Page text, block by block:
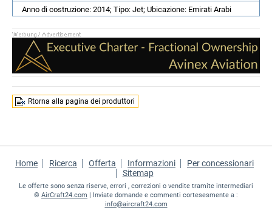
Anno di costruzione: 2014; Tipo: Jet; Ubicazione: Emirati Arabi
Rtorna alla pagina dei produttori
Home Ricerca Offerta Informazioni
Per concessionari
Sitemap
Le offerte sono senza riserve, errori , correzioni o vendite tramite intermediari
© AirCraft24.com | Inviate domande e commenti cortesesmente a :
info@aircraft24.com